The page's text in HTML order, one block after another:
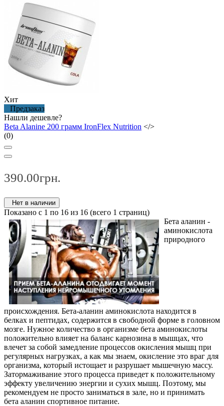
Хит
Предзаказ
Нашли дешевле?
Beta Alanine 200 грамм IronFlex Nutrition </>
(0)
390.00грн.
Нет в наличии
Показано с 1 по 16 из 16 (всего 1 страниц)
Бета аланин -
аминокислота
природного
происхождения. Бета-аланин аминокислота находится в
белках и пептидах, содержится в свободной форме в головном
мозге. Нужное количество в организме бета аминокислоты
положительно влияет на баланс карнозина в мышцах, что
влечет за собой замедление процессов окисления мышц при
регулярных нагрузках, а как мы знаем, окисление это враг для
организма, который истощает и разрушает мышечную массу.
Затормаживание этого процесса приведет к положительному
эффекту увеличению энергии и сухих мышц. Поэтому, мы
рекомендуем не просто заниматься в зале, но и принимать
бета аланин спортивное питание.